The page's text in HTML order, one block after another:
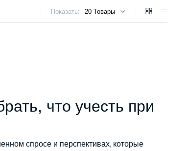
Показать:
что учесть при
спросе и перспективах, которые